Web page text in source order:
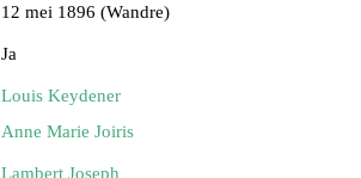
12 mei 1896 (Wandre)
Ja
Louis Keydener
Anne Marie Joiris
Lambert Joseph